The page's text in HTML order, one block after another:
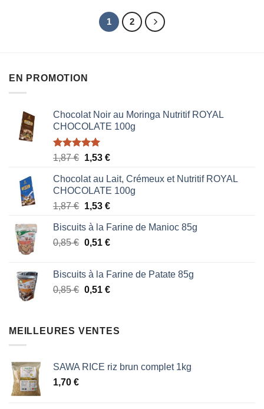
1 2
EN PROMOTION
Chocolat Noir au Moringa Nutritif ROYAL
CHOCOLATE 100g
Note5.00
1,87€ Le
initial
était :
1,87 €.
1,53 €Le
actuel
est :
1,53 €.
Chocolat au Lait, Crémeux et Nutritif ROYAL
CHOCOLATE 100g
1,87€ Le
initial
était :
1,53 €Le
actuel
est :
Biscuits à la Farine de Manioc 85g
0,85€ Le
était :
0,85 €.
0,51 €Le
est :
0,51 €.
Biscuits à la Farine de Patate 85g
0,85€ Le
était :
0,51 €Le
est :
MEILLEURES VENTES
SAWA RICE riz brun complet 1kg
1,70 €